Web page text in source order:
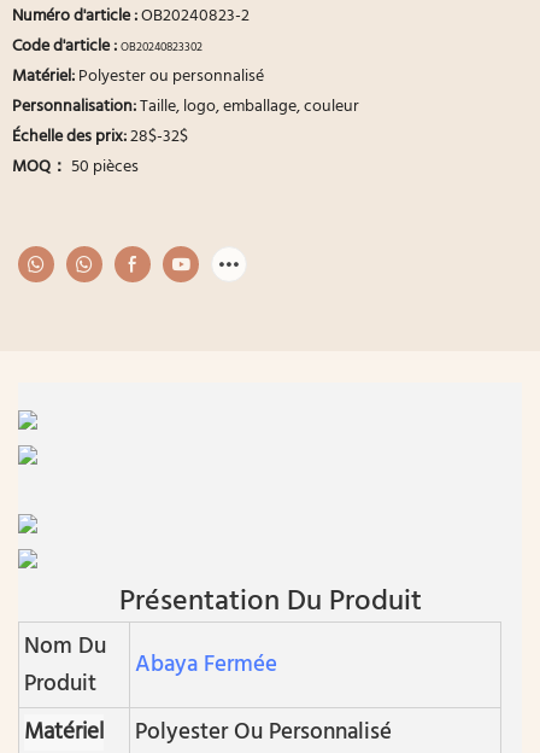
Numéro d'article:OB20240823-2
Code d'article :OB20240823302
Matériel:Polyester ou personnalisé
Personnalisation:Taille, logo, emballage, couleur
Échelle des prix:28$-32$
MOQ： 50 pièces
Présentation Du Produit
Nom Du
Produit
Abaya Fermée
Matériel
Polyester Ou Personnalisé